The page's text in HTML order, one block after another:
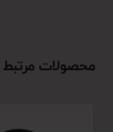
محصولات مرتبط